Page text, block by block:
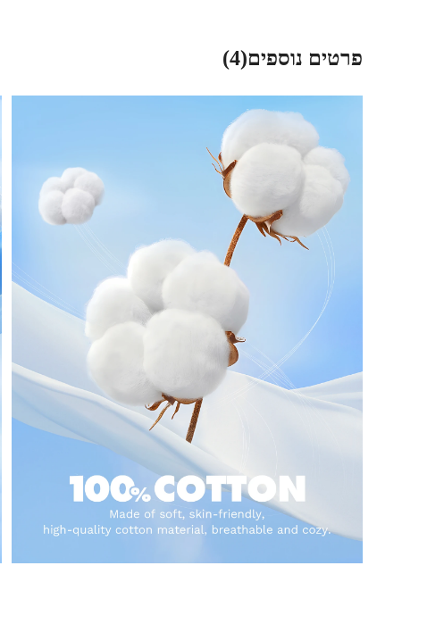
פרטים נוספים(4)